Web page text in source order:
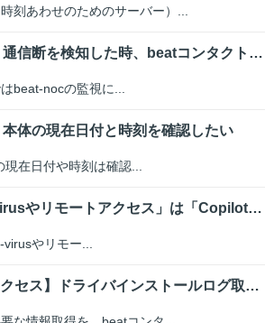
刻あわせのためのサーバー）...
【beat-box】通信断を検知した時、beatコンタクトセンターから電話...
beat-nocの監視に...
本体の現在日付と時刻を確認したい
現在日付や時刻は確認...
「beat/anti-virusやリモートアクセス」は「Copilot＋P...
やリモー...
【リモートアクセス】ドライバインストールログ取得手順